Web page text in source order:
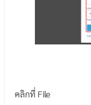
คลิกที่ File